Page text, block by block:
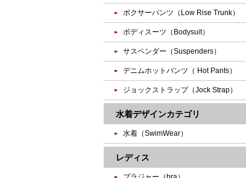
ボクサーパンツ（Low Rise Trunk）
ボディスーツ（Bodysuit）
サスペンダー（Suspenders）
デニムホットパンツ（ Hot Pants）
ジョックストラップ（Jock Strap）
水着デザインカテゴリ
水着（SwimWear）
レディス